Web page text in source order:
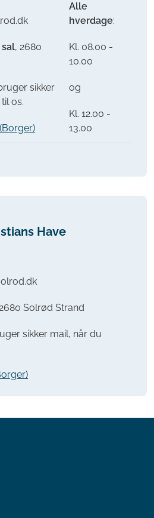
sal, 2680
sikker
os.
Alle
hverdage:
Kl. 08.00 -
10.00
og
Kl. 12.00 -
13.00
Have
Solrød Strand
sikker mail, når du